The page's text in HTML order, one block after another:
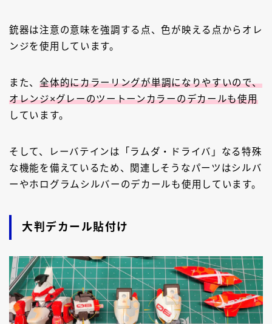
銃器は注意の意味を強調する点、色が映える点からオレ
ンジを使用しています。
また、全体的にカラーリングが単調になりやすいので、
オレンジ×グレーのツートーンカラーのデカールも使用
しています。
そして、レーバテインは「ラムダ・ドライバ」なる特殊
な機能を備えているため、関連しそうなパーツはシルバ
ーやホログラムシルバーのデカールも使用しています。
大判デカール貼付け